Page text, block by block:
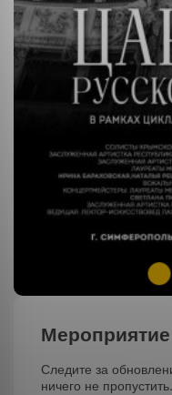
Следите за
ничего не